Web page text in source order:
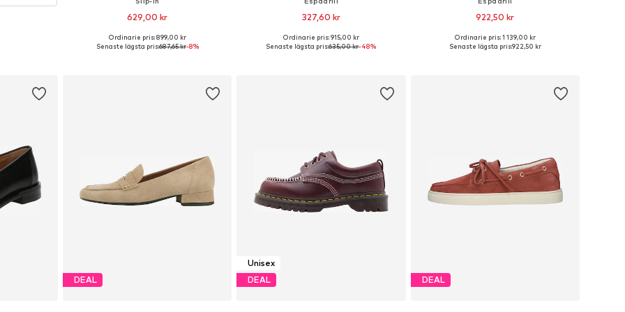
629,00 kr
+3
Tillgänglig i många storlekar
Ordinarie pris: 899,00 kr
Senaste lägsta pris:687,65 kr-8%
327,60 kr
Tillgängliga storlekar: 37, 38,5, 39, 40, 42
Ordinarie pris: 915,00 kr
Senaste lägsta pris:635,00 kr-48%
922,50 kr
Tillgänglig i många storlekar
Ordinarie pris: 1 139,00 kr
Senaste lägsta pris:922,50 kr
DEAL
Unisex
DEAL
DEAL